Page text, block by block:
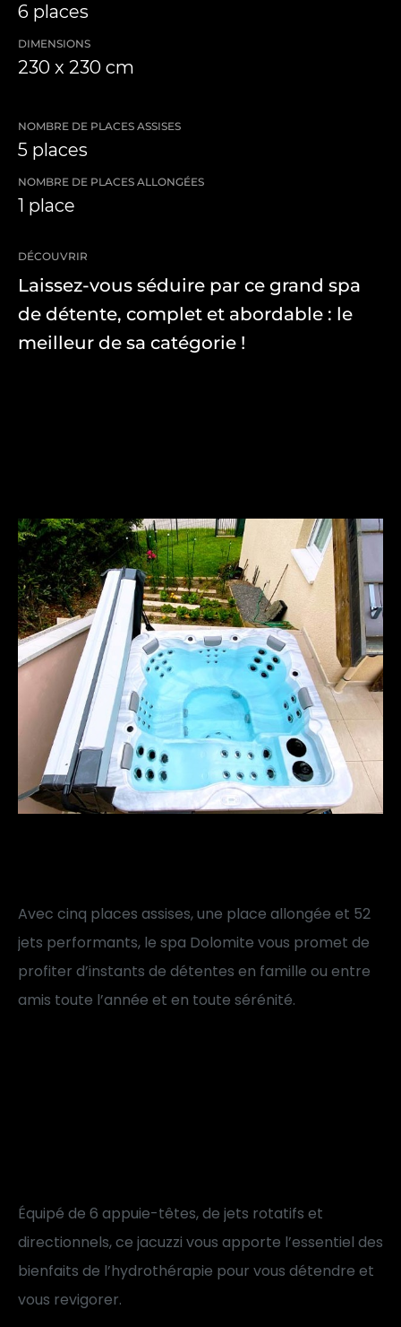
6 places
DIMENSIONS
230 x 230 cm
NOMBRE DE PLACES ASSISES
5 places
NOMBRE DE PLACES ALLONGÉES
1 place
DÉCOUVRIR
Laissez-vous séduire par ce grand spa
de détente, complet et abordable : le
meilleur de sa catégorie !
Avec cinq places assises,une place allongée et 52
jets performants, le spa Dolomite vous promet de
profiter d’instants de détentes en famille ou entre
amis toute l’année et en toute sérénité.
Équipé de 6 appuie-têtes,de jets rotatifs et
directionnels,ce jacuzzi vous apporte l’essentiel des
bienfaits de l’hydrothérapie pour vous détendre et
vous revigorer.